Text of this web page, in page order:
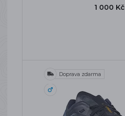
1 000 Kč
Doprava zdarma